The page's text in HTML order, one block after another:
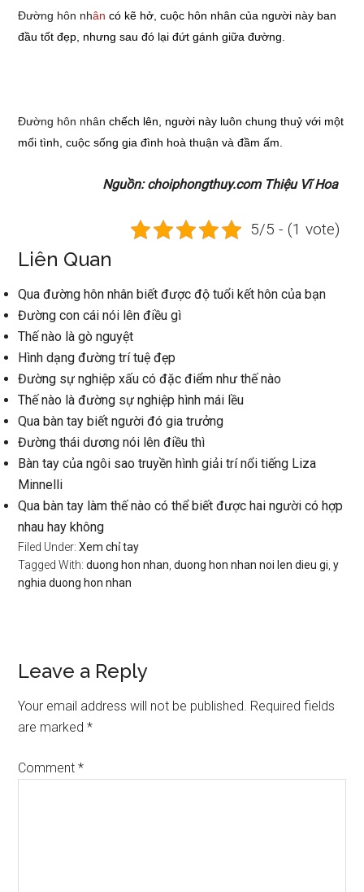
Đường hôn nhân có kẽ hở, cuộc hôn nhân của người này ban
đầu tốt đẹp, nhưng sau đó lại đứt gánh giữa đường.
Đường hôn nhân chếch lên, người này luôn chung thuỷ với một
mối tình, cuộc sống gia đình hoà thuận và đầm ấm.
Nguồn: choiphongthuy.com Thiệu Vĩ Hoa
5/5 - (1 vote)
Liên Quan
Qua đường hôn nhân biết được độ tuổi kết hôn của bạn
Đường con cái nói lên điều gì
Thế nào là gò nguyệt
Hình dạng đường trí tuệ đẹp
Đường sự nghiệp xấu có đặc điểm như thế nào
Thế nào là đường sự nghiệp hình mái lều
Qua bàn tay biết người đó gia trưởng
Đường thái dương nói lên điều thì
Bàn tay của ngôi sao truyền hình giải trí nổi tiếng Liza
Minnelli
Qua bàn tay làm thế nào có thể biết được hai người có hợp
nhau hay không
Filed Under:Xem chỉ tay
Tagged With:duong hon nhan ,duong hon nhan noi len dieu gi ,y
nghia duong hon nhan
Reader
Interactions
Leave a Reply
Your email address will not be published. Required fields
are marked*
Comment*